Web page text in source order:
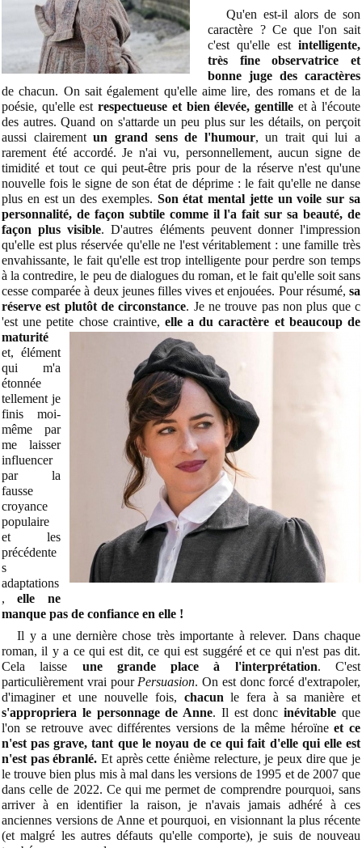
Qu'en est-il alors de son
caractère ? Ce que l'on sait
c'est qu'elle est intelligente,
très fine observatrice et
bonne juge des caractères
de chacun. On sait également qu'elle aime lire, des romans et de la
poésie, qu'elle estrespectueuse et bien élevée, gentilleet à l'écoute
des autres. Quand on s'attarde un peu plus sur les détails, on perçoit
aussi clairementun grand sens de l'humour, un trait qui lui a
rarement été accordé. Je n'ai vu, personnellement, aucun signe de
timidité et tout ce qui peut-être pris pour de la réserve n'est qu'une
nouvelle fois le signe de son état de déprime : le fait qu'elle ne danse
plus en est un des exemples. Son état mental jette un voile sur sa
personnalité, de façon subtile comme il l'a fait sur sa beauté, de
façon plus visible. D'autres éléments peuvent donner l'impression
qu'elle est plus réservée qu'elle ne l'est véritablement : une famille très
envahissante, le fait qu'elle est trop intelligente pour perdre son temps
à la contredire, le peu de dialogues du roman, et le fait qu'elle soit sans
cesse comparée à deux jeunes filles vives et enjouées. Pour résumé, sa
réserve est plutôt de circonstance. Je ne trouve pas non plus que c
'est une petite chose craintive, elle a du caractère et beaucoup de
maturité
et, élément
qui m'a
étonnée
tellement je
finis moi-
même par
me laisser
influencer
par la
fausse
croyance
populaire
et les
précédente
s
adaptations
,elle ne
manque pas de confiance en elle !
Il y a une dernière chose très importante à relever. Dans chaque
roman, il y a ce qui est dit, ce qui est suggéré et ce qui n'est pas dit.
Cela laisse une grande place à l'interprétation. C'est
particulièrement vrai pour Persuasion. On est donc forcé d'extrapoler,
d'imaginer et une nouvelle fois, chacun le fera à sa manière et
s'appropriera le personnage de Anne. Il est doncinévitable que
l'on se retrouve avec différentes versions de la même héroïneet ce
n'est pas grave, tant que le noyau de ce qui fait d'elle qui elle est
n'est pas ébranlé. Et après cette énième relecture, je peux dire que je
le trouve bien plus mis à mal dans les versions de 1995 et de 2007 que
dans celle de 2022. Ce qui me permet de comprendre pourquoi, sans
arriver à en identifier la raison, je n'avais jamais adhéré à ces
anciennes versions de Anne et pourquoi, en visionnant la plus récente
(et malgré les autres défauts qu'elle comporte), je suis de nouveau